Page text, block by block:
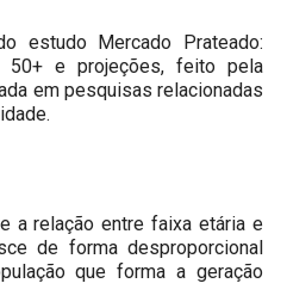
estudo Mercado Prateado:
50+ e projeções, feito pela
em pesquisas relacionadas
a relação entre faixa etária e
de forma desproporcional
que forma a geração